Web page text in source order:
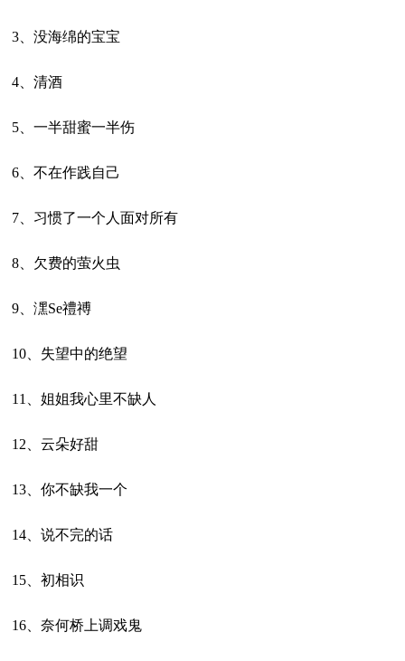
3、没海绵的宝宝
4、清酒
5、一半甜蜜一半伤
6、不在作践自己
7、习惯了一个人面对所有
8、欠费的萤火虫
9、潶Se禮禣ゞ
10、失望中的绝望
11、姐姐我心里不缺人
12、云朵好甜
13、你不缺我一个
14、说不完的话
15、初相识
16、奈何桥上调戏鬼